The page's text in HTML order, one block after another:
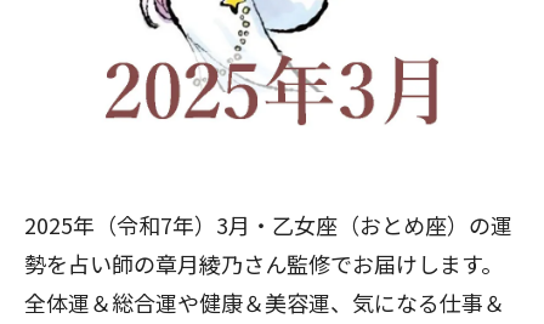
2025年（令和7年）3月・乙女座（おとめ座）の運
勢を占い師の章月綾乃さん監修でお届けします。
全体運＆総合運や健康＆美容運、気になる仕事＆